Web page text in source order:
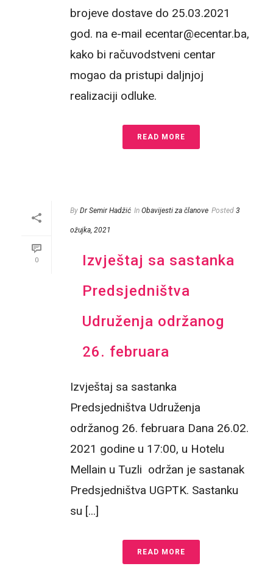
brojeve dostave do 25.03.2021
god. na e-mail ecentar@ecentar.ba,
kako bi račuvodstveni centar
mogao da pristupi daljnjoj
realizaciji odluke.
READ MORE
0
By Dr Semir Hadžić In Obavijesti za članove Posted 3
ožujka, 2021
Izvještaj sa sastanka
Predsjedništva
Udruženja održanog
26. februara
Izvještaj sa sastanka
Predsjedništva Udruženja
održanog 26. februara Dana 26.02.
2021 godine u 17:00, u Hotelu
Mellain u Tuzli održan je sastanak
Predsjedništva UGPTK. Sastanku
su [...]
READ MORE